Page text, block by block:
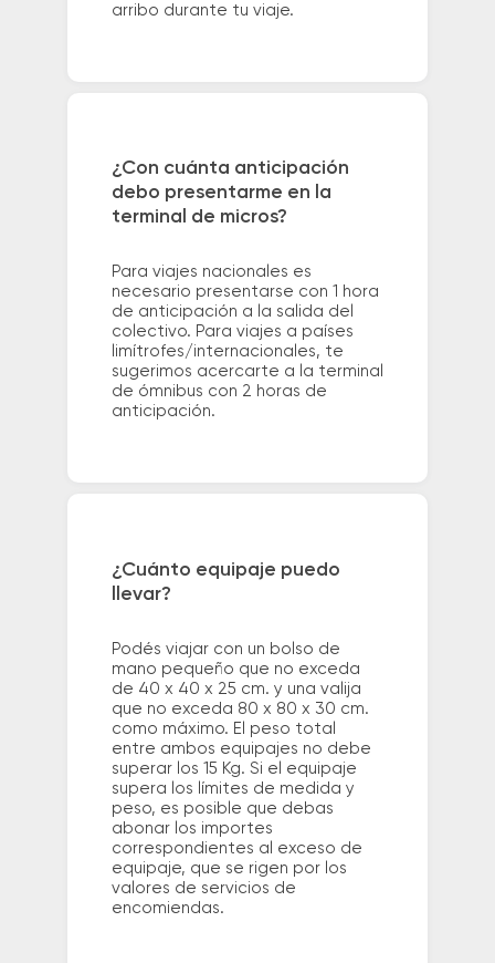
arribo durante tu viaje.
¿Con cuánta anticipación
debo presentarme en la
terminal de micros?
Para viajes nacionales es
necesario presentarse con 1 hora
de anticipación a la salida del
colectivo. Para viajes a países
limítrofes/internacionales, te
sugerimos acercarte a la terminal
de ómnibus con 2 horas de
anticipación.
¿Cuánto equipaje puedo
llevar?
Podés viajar con un bolso de
mano pequeño que no exceda
de 40 x 40 x 25 cm. y una valija
que no exceda 80 x 80 x 30 cm.
como máximo. El peso total
entre ambos equipajes no debe
superar los 15 Kg. Si el equipaje
supera los límites de medida y
peso, es posible que debas
abonar los importes
correspondientes al exceso de
equipaje, que se rigen por los
valores de servicios de
encomiendas.